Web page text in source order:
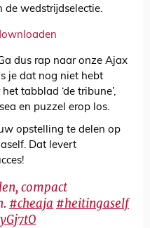
de wedstrijdselectie.
dus rap naar onze Ajax
je dat nog niet hebt
tabblad ‘de tribune’,
en puzzel erop los.
opstelling te delen op
Dat levert
compact
#cheaja #heitingaself